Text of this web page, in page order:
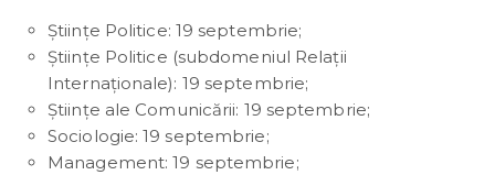
Științe Politice: 19 septembrie;
Științe Politice (subdomeniul Relații
Internaționale): 19 septembrie;
Științe ale Comunicării: 19 septembrie;
Sociologie: 19 septembrie;
Management: 19 septembrie;